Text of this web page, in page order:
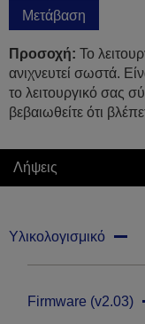
Μετάβαση
Προσοχή: Το
ανιχνευτεί σωστά.
το λειτουργικό σας
βεβαιωθείτε ότι
Λήψεις
Υλικολογισμικό
Firmware (v2.03)